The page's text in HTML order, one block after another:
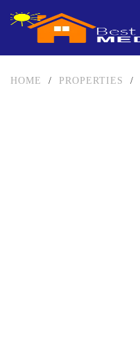
HOME / PROPERTIES /